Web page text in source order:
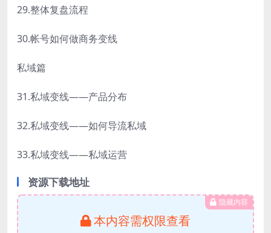
29.整体复盘流程
30.帐号如何做商务变线
私域篇
31.私域变线——产品分布
32.私域变线——如何导流私域
33.私域变线——私域运营
资源下载地址
隐藏内容
本内容需权限查看